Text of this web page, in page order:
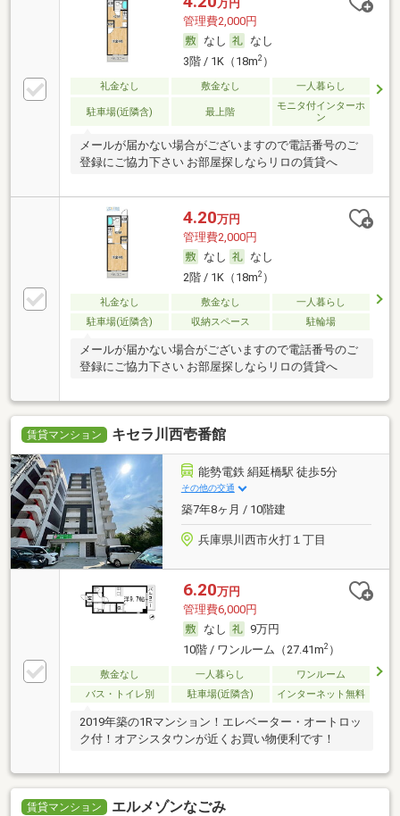
万円
管理費2,000円
なし
なし
3階 / 1K（18m2）
礼金なし 敷金なし 一人暮らし
駐車場(近隣含) 最上階
モニタ付インターホ
ン
メールが届かない場合がございますので電話番号のご
登録にご協力下さい お部屋探しならリロの賃貸へ
4.20万円
管理費2,000円
なし
なし
2階 / 1K（18m2）
礼金なし 敷金なし
一人暮らし
駐車場(近隣含)
収納スペース 駐輪場
メールが届かない場合がございますので電話番号のご
登録にご協力下さい お部屋探しならリロの賃貸へ
賃貸マンション キセラ川西壱番館
能勢電鉄 絹延橋駅 徒歩5分
その他の交通
築7年8ヶ月 / 10階建
兵庫県川西市火打１丁目
6.20万円
管理費6,000円
なし
9万円
10階 / ワンルーム（27.41m2）
敷金なし 一人暮らし
ワンルーム
バス・トイレ別
駐車場(近隣含) インターネット無料
2019年築の1Rマンション！エレベーター・オートロッ
ク付！オアシスタウンが近くお買い物便利です！
賃貸マンション エルメゾンなごみ